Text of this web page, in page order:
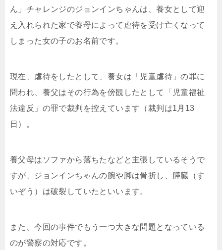
ん」チャレンジのジョンインちゃんは、養女として迎
え入れられた家で養母によって虐待を受け亡くなって
しまった女の子のお名前です。
現在、虐待をしたとして、養女は「児童虐待」の罪に
問われ、養父はその行為を傍観したとして「児童福祉
法違反」の罪で裁判を控えています（裁判は1月13
日）。
養父母はソファから落ちたなどと主張しているそうで
すが、ジョンインちゃんの腕や脚は骨折し、膵臓（す
いぞう）は破裂していたといいます。
また、今回の事件でもう一つ大きな問題となっている
のが警察の対応です。